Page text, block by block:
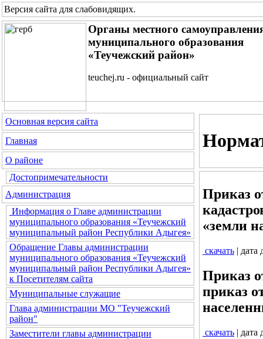
Версия сайта для слабовидящих.
Органы местного
муниципального образования
«Теучежский район»
teuchej.ru - официальный сайт
Основная версия сайта
Главная
О районе
Достопримечательности
Администрация
Информация о Главе администрации
муниципального образования «Теучежский
муниципальный район Республики Адыгея»
Обращение Главы администрации
муниципального образования «Теучежский
муниципальный район Республики Адыгея»
к Посетителям сайта
Муниципальные служащие
Глава администрации МО "Теучежский
район"
Заместители главы администрации
Приказ
«земли
скачать | дата
Приказ
приказ
скачать | дата